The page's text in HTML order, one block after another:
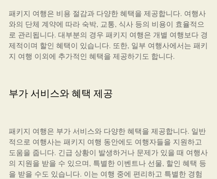
패키지 여행은 비용 절감과 다양한 혜택을 제공합니다. 여행사
와의 단체 계약에 따라 숙박, 교통, 식사 등의 비용이 효율적으
로 관리됩니다. 대부분의 경우 패키지 여행은 개별 여행보다 경
제적이며 할인 혜택이 있습니다. 또한, 일부 여행사에서는 패키
지 여행 이외에 추가적인 혜택을 제공하기도 합니다.
부가 서비스와 혜택 제공
패키지 여행은 부가 서비스와 다양한 혜택을 제공합니다. 일반
적으로 여행사는 패키지 여행 동안에도 여행자들을 지원하고
도움을 줍니다. 긴급 상황이 발생하거나 문제가 있을 때 여행사
의 지원을 받을 수 있으며, 특별한 이벤트나 선물, 할인 혜택 등
을 받을 수도 있습니다. 이는 여행 중에 편리하고 특별한 경험